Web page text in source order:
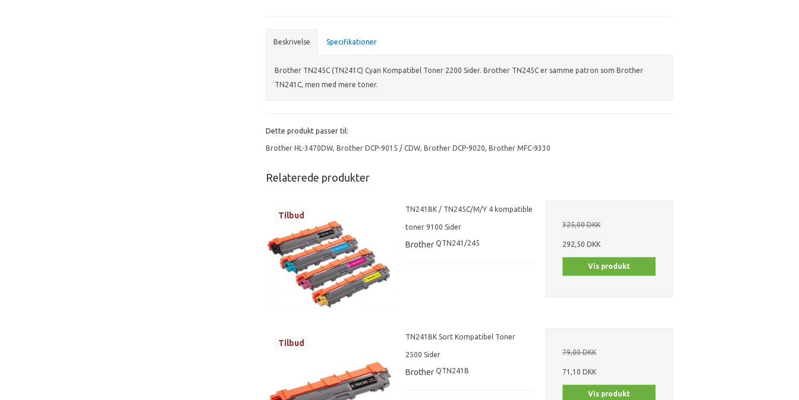
Beskrivelse Specifikationer
Brother TN245C (TN241C) Cyan Kompatibel Toner 2200 Sider. Brother TN245C er samme patron som Brother
TN241C, men med mere toner.
Dette produkt passer til:
Brother HL-3470DW, Brother DCP-9015 / CDW, Brother DCP-9020, Brother MFC-9330
Relaterede produkter
Tilbud
TN241BK / TN245C/M/Y 4 kompatible
toner 9100 Sider
Brother QTN241/245
325,00 DKK
292,50 DKK
Vis produkt
Tilbud
TN241BK Sort Kompatibel Toner
2500 Sider
Brother QTN241B
79,00 DKK
71,10 DKK
Vis produkt